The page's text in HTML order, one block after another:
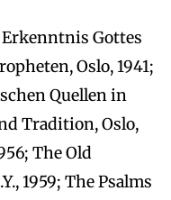
Erkenntnis Gottes
Oslo, 1941;
Quellen in
Tradition, Oslo,
The Old
1959; The Psalms